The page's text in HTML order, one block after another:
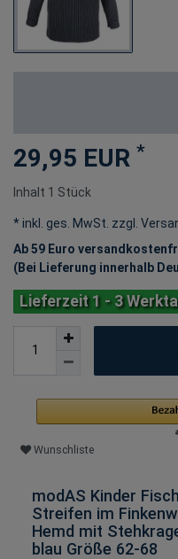
29,95 EUR *
Inhalt 1 Stück
* inkl. ges. MwSt. zzgl.
Ab 59 Euro
(Bei Lieferung innerhalb
Lieferzeit 1 - 3
Wunschliste
modAS Kinder
Streifen im
Hemd mit
blau Größe 62-68